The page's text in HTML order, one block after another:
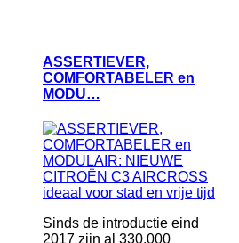
ASSERTIEVER,
COMFORTABELER en
MODU…
Sinds de introductie eind
2017 zijn al 330.000